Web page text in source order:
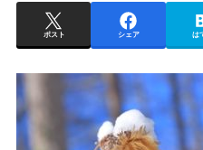
ポスト シェア は